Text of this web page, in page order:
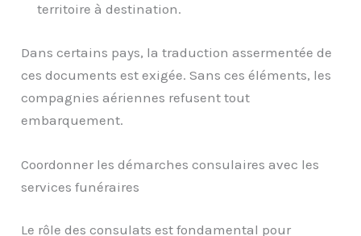
territoire à destination.
Dans certains pays, la traduction assermentée de
ces documents est exigée. Sans ces éléments, les
compagnies aériennes refusent tout
embarquement.
Coordonner les démarches consulaires avec les
services funéraires
Le rôle des consulats est fondamental pour